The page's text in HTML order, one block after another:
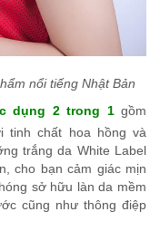
nổi tiếng Nhật Bản
dụng 2 trong 1gồm
tinh chất hoa hồng và
trắng da White Label
cho bạn cảm giác mịn
sở hữu làn da mềm
cũng như thông điệp